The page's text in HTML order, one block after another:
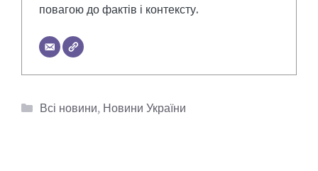
повагою до фактів і контексту.
Категорії
Всі новини, Новини України